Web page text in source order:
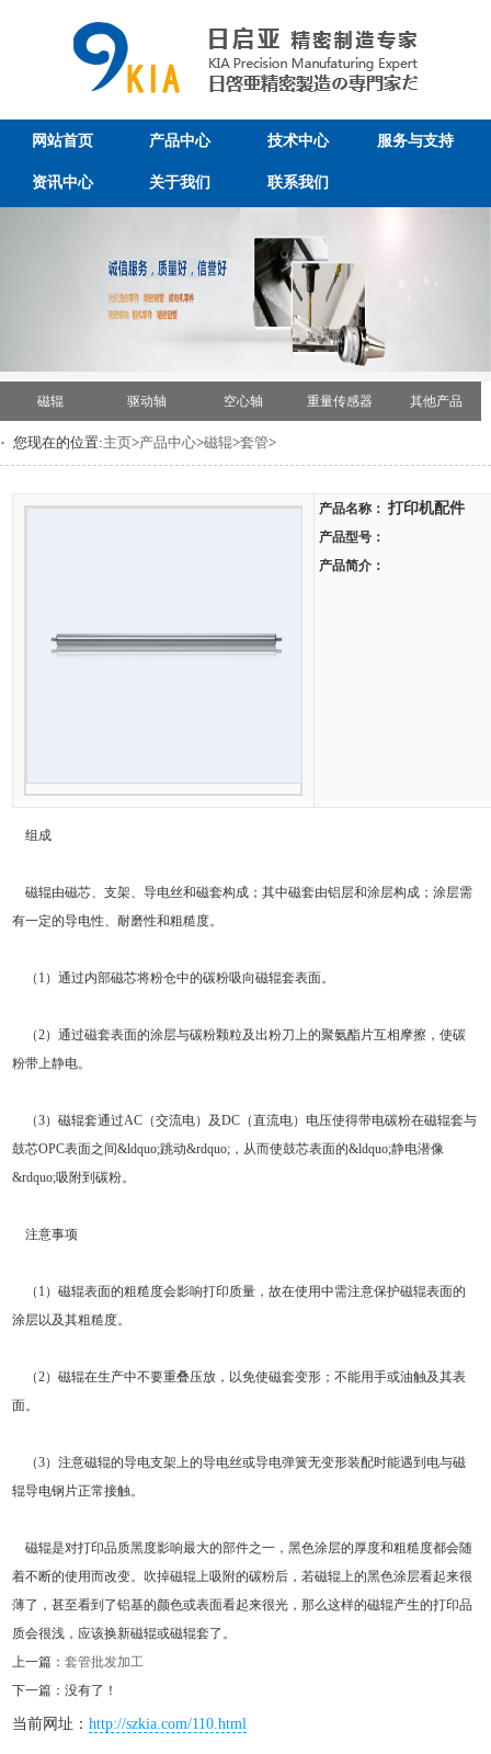
网站首页 产品中心 技术中心 服务与支持
资讯中心 关于我们 联系我们
磁辊 驱动轴 空心轴 重量传感器 其他产品
· 您现在的位置:主页>产品中心>磁辊>套管>
产品名称： 打印机配件
产品型号：
产品简介：
组成
磁辊由磁芯、支架、导电丝和磁套构成；其中磁套由铝层和涂层构成；涂层需
有一定的导电性、耐磨性和粗糙度。
（1）通过内部磁芯将粉仓中的碳粉吸向磁辊套表面。
（2）通过磁套表面的涂层与碳粉颗粒及出粉刀上的聚氨酯片互相摩擦，使碳
粉带上静电。
（3）磁辊套通过AC（交流电）及DC（直流电）电压使得带电碳粉在磁辊套与
鼓芯OPC表面之间&ldquo;跳动&rdquo;，从而使鼓芯表面的&ldquo;静电潜像
&rdquo;吸附到碳粉。
注意事项
（1）磁辊表面的粗糙度会影响打印质量，故在使用中需注意保护磁辊表面的
涂层以及其粗糙度。
（2）磁辊在生产中不要重叠压放，以免使磁套变形；不能用手或油触及其表
面。
（3）注意磁辊的导电支架上的导电丝或导电弹簧无变形装配时能遇到电与磁
辊导电钢片正常接触。
磁辊是对打印品质黑度影响最大的部件之一，黑色涂层的厚度和粗糙度都会随
着不断的使用而改变。吹掉磁辊上吸附的碳粉后，若磁辊上的黑色涂层看起来很
薄了，甚至看到了铝基的颜色或表面看起来很光，那么这样的磁辊产生的打印品
质会很浅，应该换新磁辊或磁辊套了。
上一篇：套管批发加工
下一篇：没有了！
当前网址：http://szkia.com/110.html